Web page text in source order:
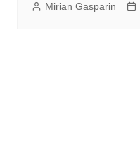
Mirian Gasparin